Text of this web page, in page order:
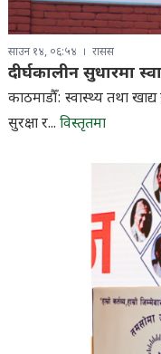
साउन १४, ०६:५४ रासस
दीर्घकालीन सुधारमा
काठमाडौँ: स्वास्थ्य तथा
सुरक्षा र... विस्तृतमा